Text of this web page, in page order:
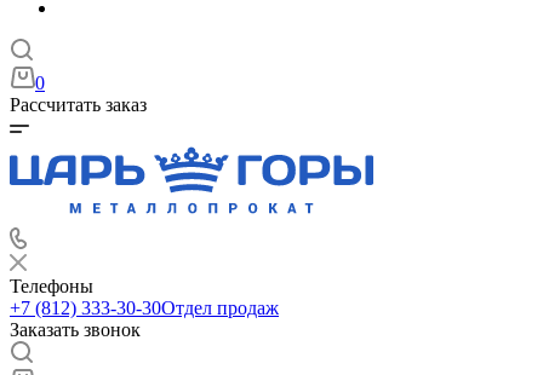
0
Рассчитать заказ
Телефоны
+7 (812) 333-30-30Отдел продаж
Заказать звонок